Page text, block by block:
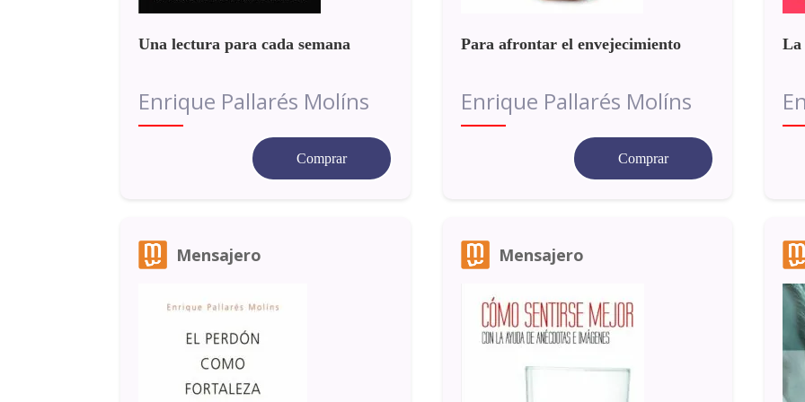
Una lectura para cada semana
Enrique Pallarés Molíns
Comprar
Para afrontar el envejecimiento
Enrique Pallarés Molíns
Comprar
La
Mensajero Mensajero